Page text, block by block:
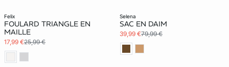
felix
FOULARD TRIANGLE EN
MAILLE
17,99 €25,99 €
selena
SAC EN DAIM
39,99 €79,99 €